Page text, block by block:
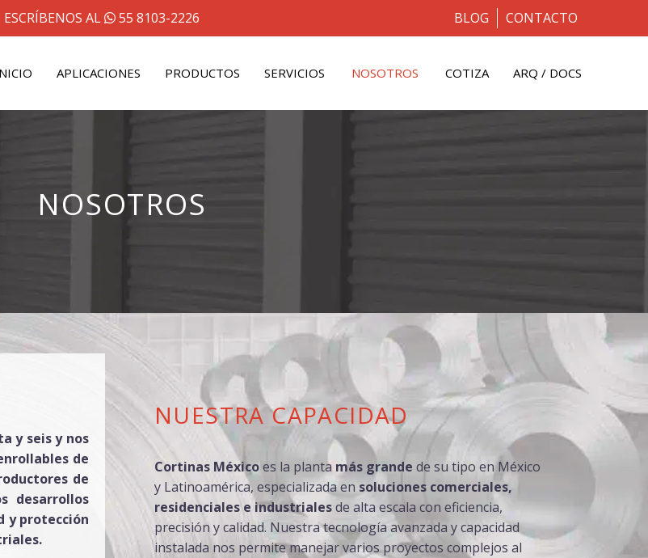
AL 55 8103-2226 BLOG CONTACTO
APLICACIONES PRODUCTOS SERVICIOS NOSOTROS COTIZA ARQ / DOCS
NOSOTROS
y seis y nos
de
de
desarrollos
y protección
NUESTRA CAPACIDAD
Cortinas Méxicoes la planta más grande de su tipo en México
y Latinoamérica, especializada en soluciones comerciales,
residenciales e industrialesde alta escala con eficiencia,
precisión y calidad. Nuestra tecnología avanzada y capacidad
instalada nos permite manejar varios proyectos complejos al